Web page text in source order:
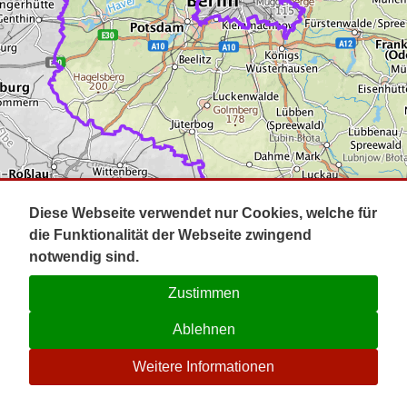
Impressum
Kontakt
☉
Diese Webseite verwendet nur Cookies, welche für
die Funktionalität der Webseite zwingend
notwendig sind.
Zustimmen
Ablehnen
Weitere Informationen